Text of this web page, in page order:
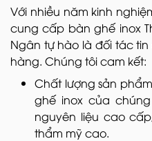
Với nhiều năm kinh
cung cấp bàn ghế inox
Ngân tự hào là đối tác
hàng. Chúng tôi cam kết:
Chất lượng sản
ghế inox của
nguyên liệu cao
thẩm mỹ cao.